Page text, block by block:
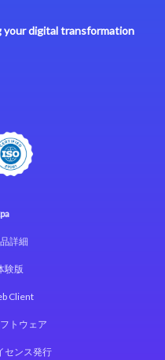
your digital transformation
詳細
験版
Client
トウェア
センス発行